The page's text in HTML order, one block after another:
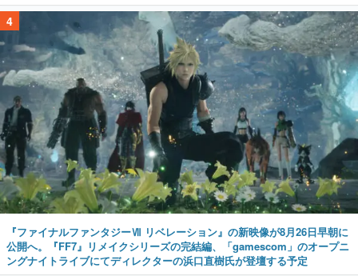
4
『ファイナルファンタジーⅦ リベレーション』の新映像が8月26日早朝に
公開へ。『FF7』リメイクシリーズの完結編、「gamescom」のオープニ
ングナイトライブにてディレクターの浜口直樹氏が登壇する予定